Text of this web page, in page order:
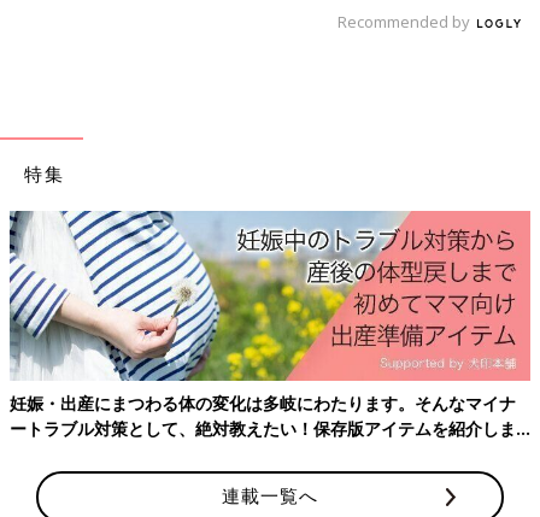
「どうやって動けばいいんだ
た子が「小さいお山だね」と話していました。うまくいかない様
子が見られます。
豆先生：晴れた日に砂場で作るのと違い、雨の日は水が多くて、
固まりにくい。どうしたら大きい山が作れるんだろうと、水をか
き出してみたり、土を足してみたり、試行錯誤をすることになり
ます。
思い通りにいかないからこそ、子どもは考えて、またやってみ
る。その積み重ねの中で、「こうするとこうなる」という物質や
物事の仕組みを身体で理解していきます。
る」わけではないんですね…。
Recommended by
特集
妊娠・出産にまつわる体の変化は多岐にわたります。そんなマイナ
ートラブル対策として、絶対教えたい！保存版アイテムを紹介しま
連載一覧へ